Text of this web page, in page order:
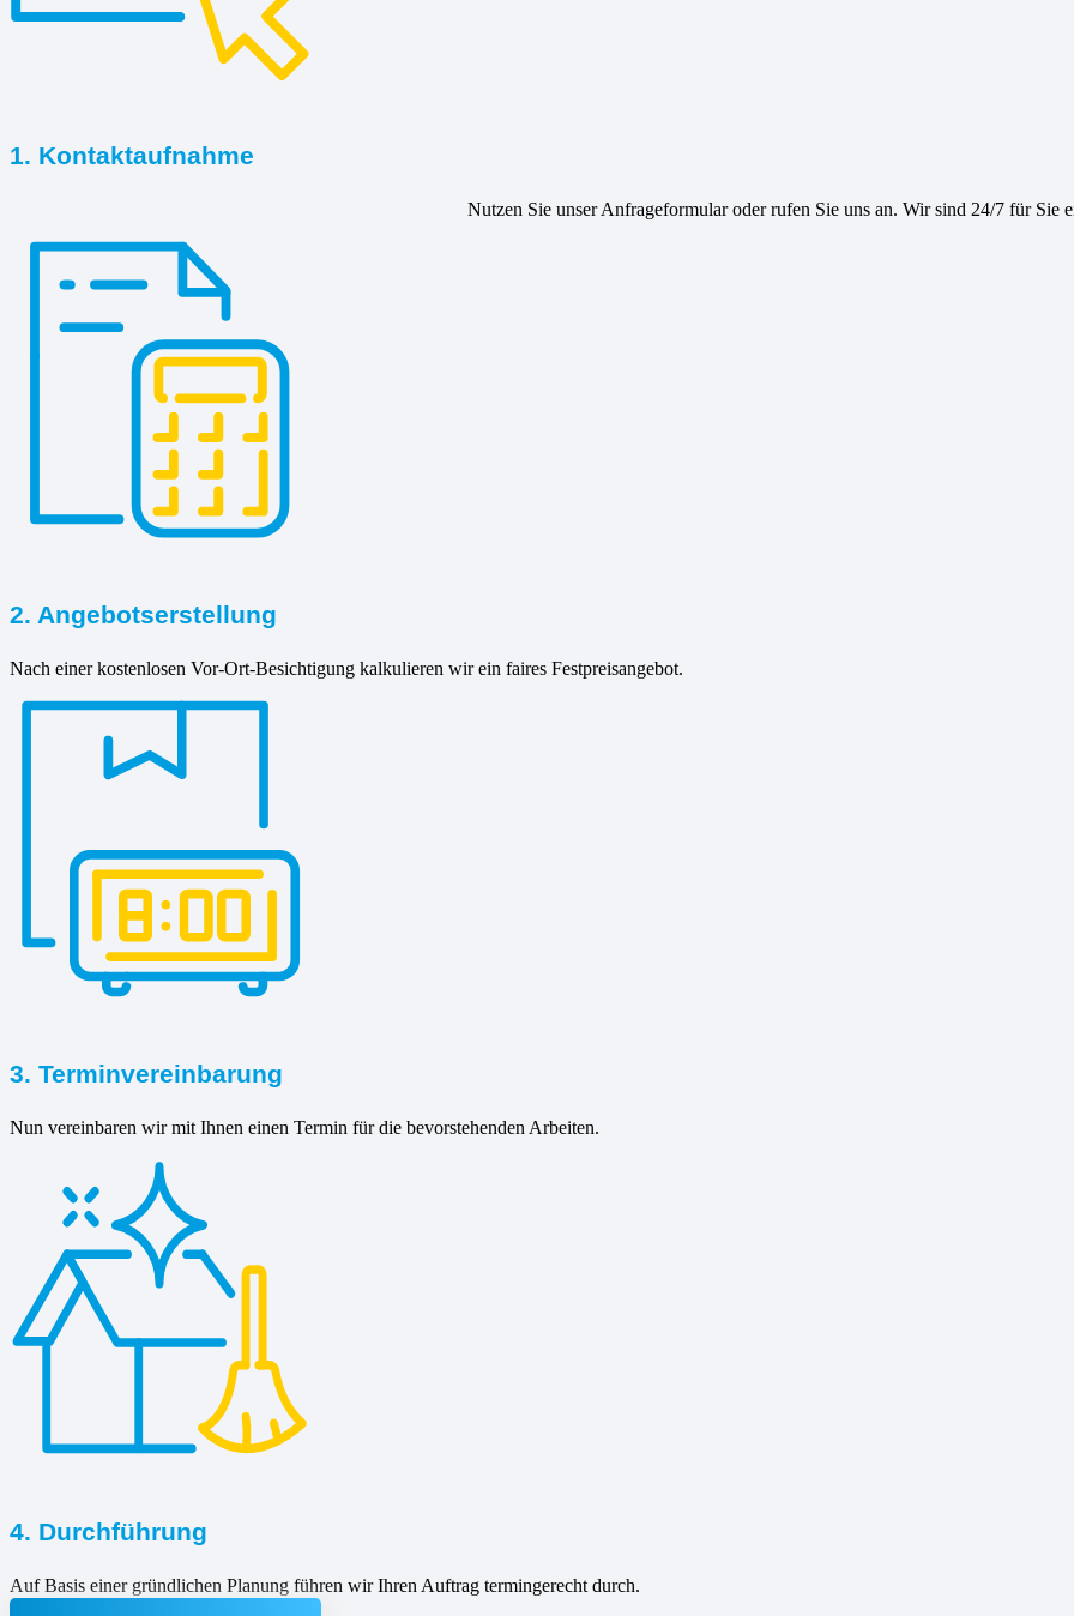
1. Kontaktaufnahme
Nutzen Sie unser Anfrageformular oder rufen Sie uns an. Wir sind 24/7 für Sie
2. Angebotserstellung
Nach einer kostenlosen Vor-Ort-Besichtigung kalkulieren wir ein faires Festpreisangebot.
3. Terminvereinbarung
Nun vereinbaren wir mit Ihnen einen Termin für die bevorstehenden Arbeiten.
4. Durchführung
Auf Basis einer gründlichen Planung führen wir Ihren Auftrag termingerecht durch.